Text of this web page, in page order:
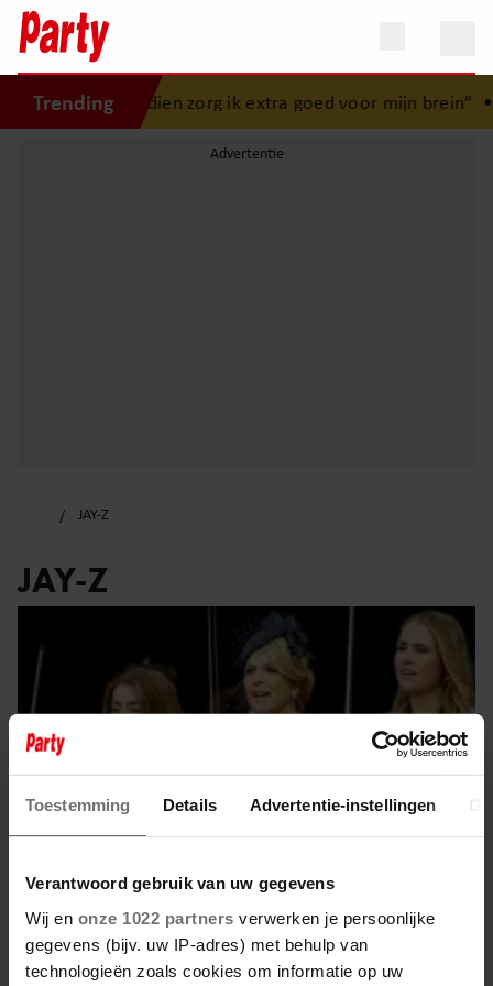
Toestemming Details Advertentie-instellingen
Verantwoord gebruik van uw gegevens
Wij en onze 1022 partners verwerken je persoonlijke
gegevens (bijv. uw IP-adres) met behulp van
technologieën zoals cookies om informatie op uw
Trending“Sindsdien zorg ik extra goed voor mijn brein”•
JAY-Z
JAY-Z
21 juni 2025